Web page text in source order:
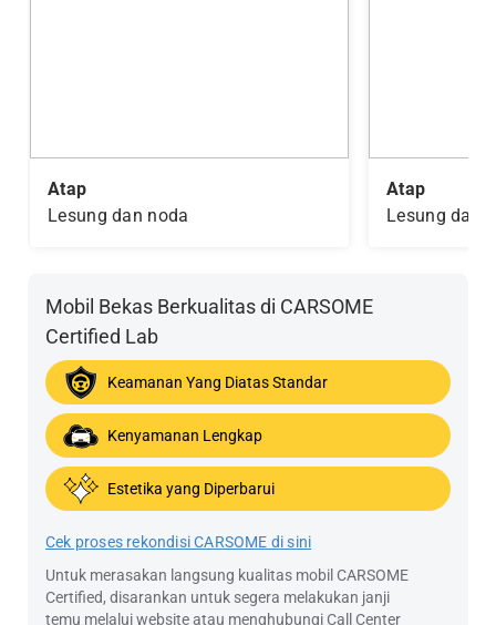
Atap
Lesung dan noda
Atap
Lesung dan
Mobil Bekas Berkualitas di CARSOME
Certified Lab
Keamanan Yang Diatas Standar
Kenyamanan Lengkap
Estetika yang Diperbarui
Cek proses rekondisi CARSOME di sini
Untuk merasakan langsung kualitas mobil CARSOME
Certified, disarankan untuk segera melakukan janji
temu melalui website atau menghubungi Call Center